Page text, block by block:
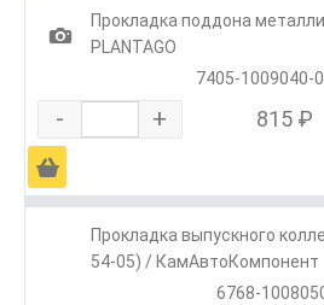
1
Прокладка поддона
PLANTAGO
7405-1009040-
- + 815 ₽
Ä
Прокладка выпускного
54-05) / КамАвтоКомпонент
6768-